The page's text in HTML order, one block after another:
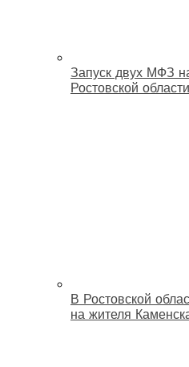
Запуск двух МФЗ
Ростовской
В Ростовской
на жителя